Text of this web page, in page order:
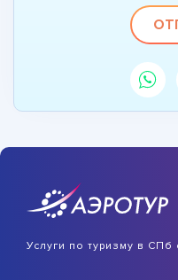
Услуги по туризму в СПб